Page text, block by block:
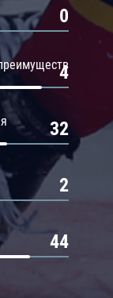
0
4
32
2
44